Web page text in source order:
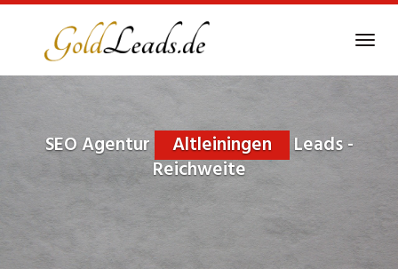
SEO Agentur Altleiningen
Leads -
Reichweite